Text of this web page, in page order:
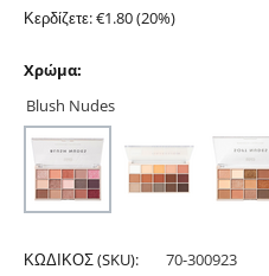
Κερδίζετε: €1.80(20%)
Χρώμα:
Blush Nudes
ΚΩΔΙΚΟΣ (SKU):
70-300923